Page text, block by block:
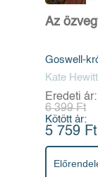
Az
Goswell-
Kate Hewitt
Eredeti ár:
6 399 Ft
Kötött ár:
5 759 Ft